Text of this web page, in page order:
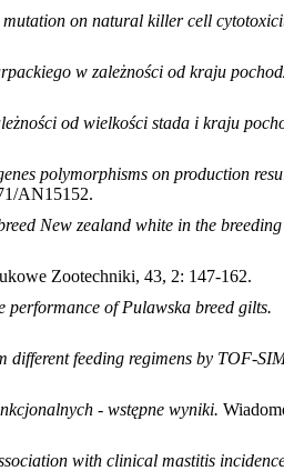
on natural killer cell
w zależności od kraju
od wielkości stada i kraju
polymorphisms on production
AN15152.
New zealand white in the
Zootechniki, 43, 2: 147-162.
performance of Pulawska breed gilts.
different feeding regimens by TOF-
- wstępne wyniki.
with clinical mastitis